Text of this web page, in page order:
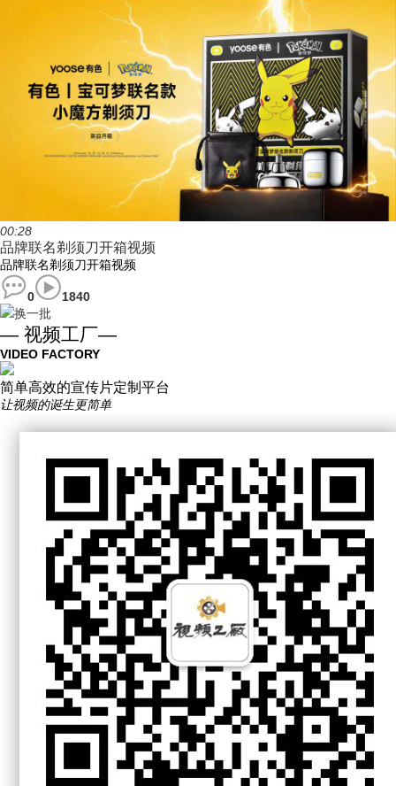
00:28
品牌联名剃须刀开箱视频
品牌联名剃须刀开箱视频
0
1840
换一批
— 视频工厂—
VIDEO FACTORY
简单高效的宣传片定制平台
让视频的诞生更简单